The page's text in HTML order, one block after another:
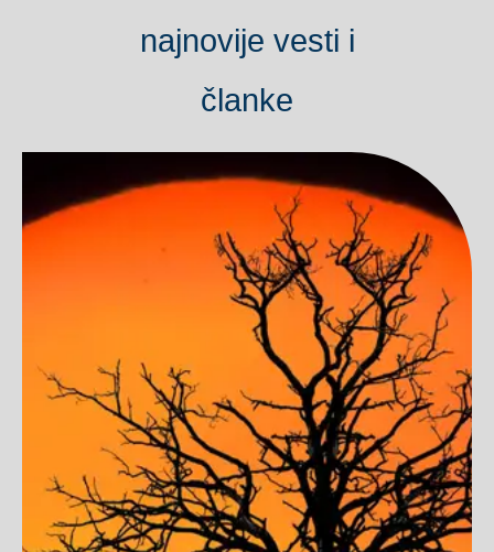
najnovije vesti i
članke